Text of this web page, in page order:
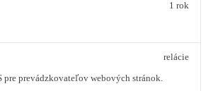
1 rok
prevádzkovateľov webových stránok.
relácie